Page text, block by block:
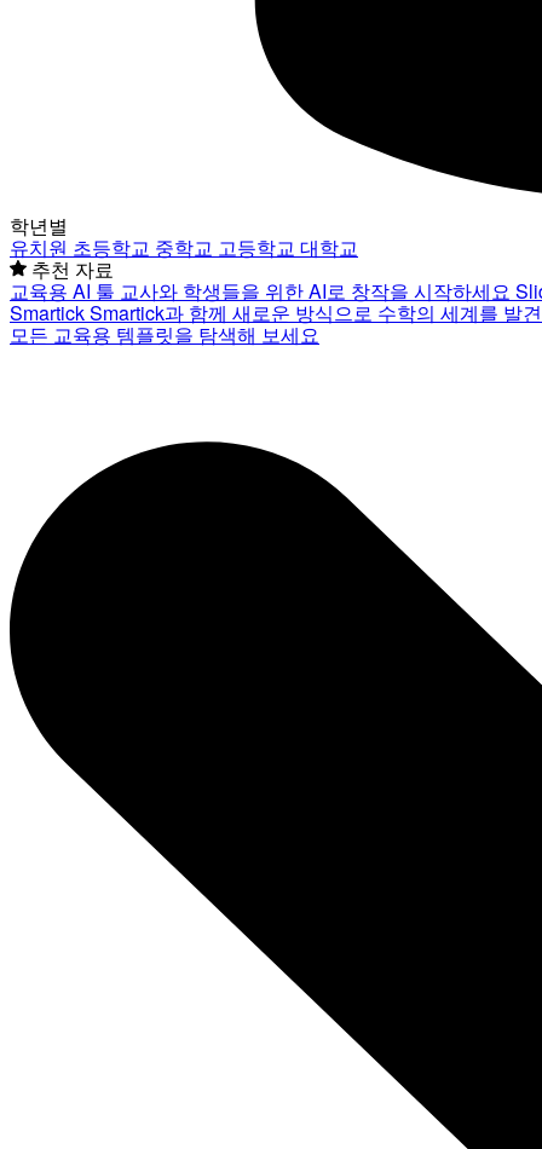
학년별
유치원 초등학교 중학교 고등학교 대학교
추천 자료
교육용 AI 툴 교사와 학생들을 위한 AI로 창작을 시작하세요
SmartickSmartick과 함께 새로운 방식으로 수학의 세계를 발
모든 교육용 템플릿을 탐색해 보세요